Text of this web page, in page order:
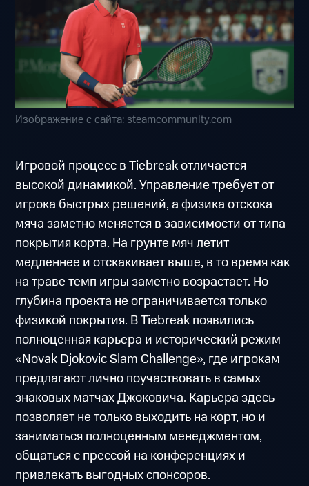
Изображение с сайта: steamcommunity.com
Игровой процесс в Tiebreak отличается
высокой динамикой. Управление требует от
игрока быстрых решений, а физика отскока
мяча заметно меняется в зависимости от типа
покрытия корта. На грунте мяч летит
медленнее и отскакивает выше, в то время как
на траве темп игры заметно возрастает. Но
глубина проекта не ограничивается только
физикой покрытия. В Tiebreak появились
полноценная карьера и исторический режим
«Novak Djokovic Slam Challenge», где игрокам
предлагают лично поучаствовать в самых
знаковых матчах Джоковича. Карьера здесь
позволяет не только выходить на корт, но и
заниматься полноценным менеджментом,
общаться с прессой на конференциях и
привлекать выгодных спонсоров.